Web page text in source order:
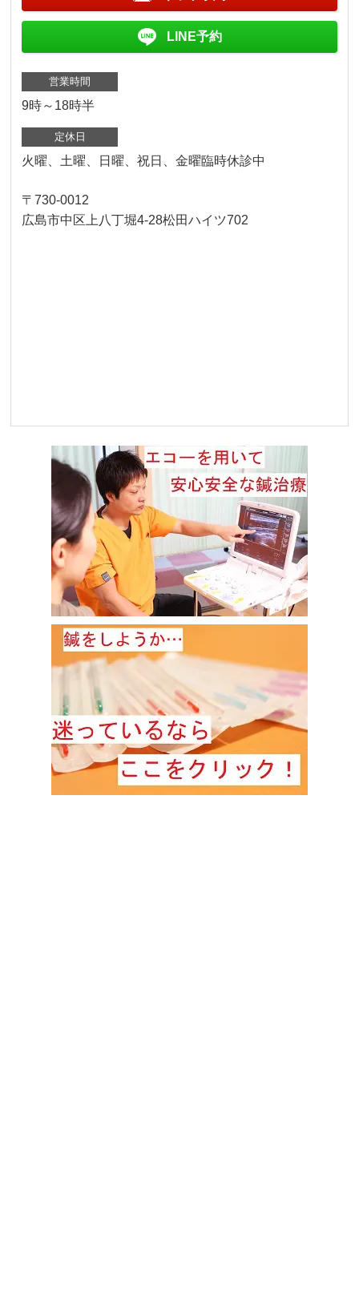
LINE予約
営業時間
9時～18時半
定休日
火曜、土曜、日曜、祝日、金曜臨時休診中
〒730-0012
広島市中区上八丁堀4-28松田ハイツ702